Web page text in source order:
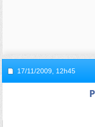
17/11/2009, 12h45